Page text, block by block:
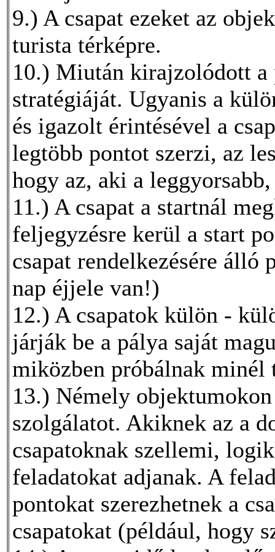
9.) A csapat ezeket az
turista térképre.
10.) Miután kirajzolódott a
stratégiáját. Ugyanis a
és igazolt érintésével a
legtöbb pontot szerzi, az
hogy az, aki a
11.) A csapat a startnál
feljegyzésre kerül a start
csapat rendelkezésére
nap éjjele van!)
12.) A csapatok külön -
járják be a pálya saját
miközben próbálnak
13.) Némely
szolgálatot. Akiknek az a
csapatoknak szellemi,
feladatokat adjanak. A
pontokat szerezhetnek a
csapatokat (például, hogy